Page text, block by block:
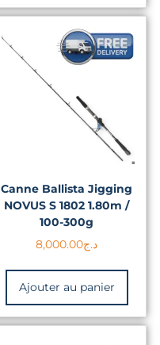
Canne Ballista Jigging
NOVUS S 1802 1.80m /
100-300g
د.ج8,000.00
Ajouter au panier